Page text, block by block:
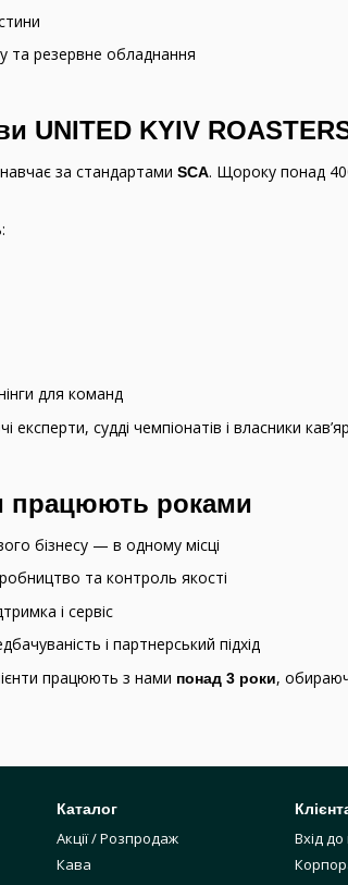
та резервне обладнання
UNITED KYIV
навчає за стандартами SCA. Щороку понад
для команд
експерти, судді чемпіонатів і власники
працюють роками
бізнесу — в одному місці
та контроль якості
і сервіс
і партнерський підхід
працюють з нами понад 3 роки,
Каталог
Акції / Розпродаж
Кава
Вхід до